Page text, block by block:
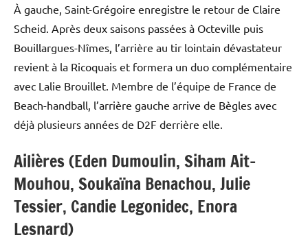
À gauche, Saint-Grégoire enregistre le retour de Claire
Scheid. Après deux saisons passées à Octeville puis
Bouillargues-Nîmes, l’arrière au tir lointain dévastateur
revient à la Ricoquais et formera un duo complémentaire
avec Lalie Brouillet. Membre de l’équipe de France de
Beach-handball, l’arrière gauche arrive de Bègles avec
déjà plusieurs années de D2F derrière elle.
Ailières (Eden Dumoulin, Siham Ait-
Mouhou, Soukaïna Benachou, Julie
Tessier, Candie Legonidec, Enora
Lesnard)